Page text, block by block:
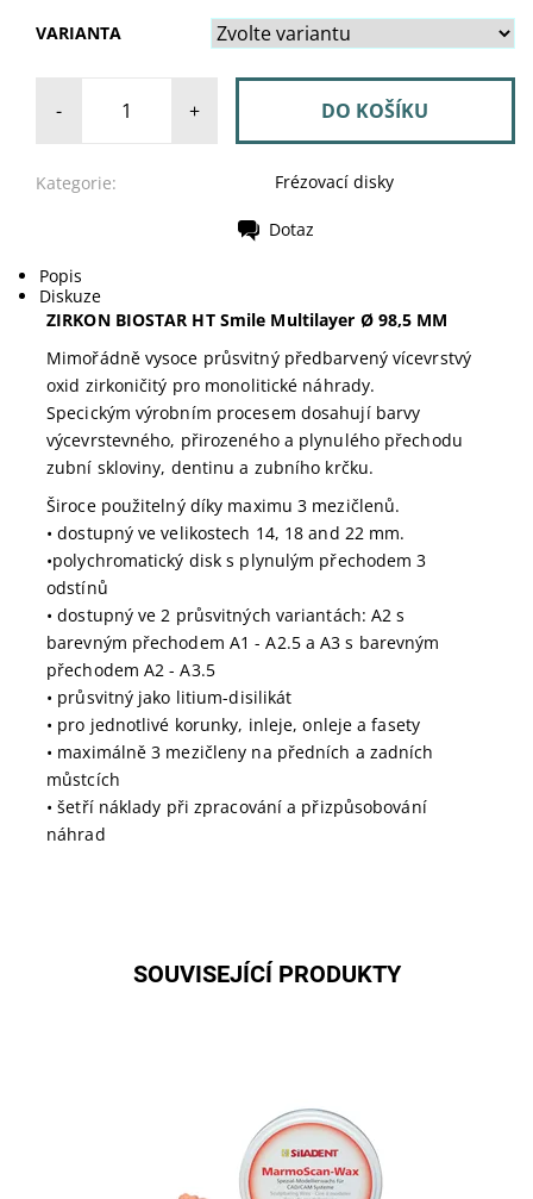
VARIANTA
- +
Kategorie: Frézovací disky
Dotaz
Popis
Diskuze
ZIRKON BIOSTAR HT Smile Multilayer Ø 98,5 MM
Mimořádně vysoce průsvitný předbarvený vícevrstvý
oxid zirkoničitý pro monolitické náhrady.
Specickým výrobním procesem dosahují barvy
výcevrstevného, přirozeného a plynulého přechodu
zubní skloviny, dentinu a zubního krčku.
Široce použitelný díky maximu 3 mezičlenů.
• dostupný ve velikostech 14, 18 and 22 mm.
•polychromatický disk s plynulým přechodem 3
odstínů
• dostupný ve 2 průsvitných variantách: A2 s
barevným přechodem A1 - A2.5 a A3 s barevným
přechodem A2 - A3.5
• průsvitný jako litium-disilikát
• pro jednotlivé korunky, inleje, onleje a fasety
• maximálně 3 mezičleny na předních a zadních
můstcích
• šetří náklady při zpracování a přizpůsobování
náhrad
SOUVISEJÍCÍ PRODUKTY
Skladem u dodavatele
SILADENT